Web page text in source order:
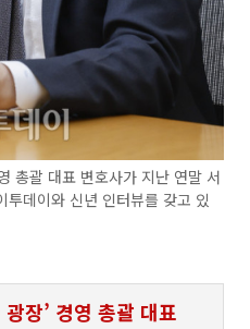
총괄 대표 변호사가 지난 연말 서
데이와 신년 인터뷰를 갖고 있
장’ 경영 총괄 대표